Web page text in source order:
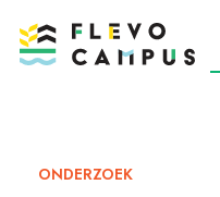
ONDERZOEK